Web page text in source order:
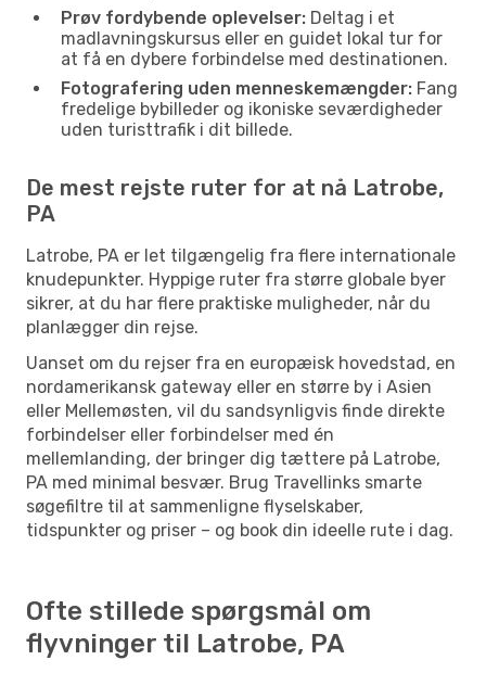
Prøv fordybende oplevelser: Deltag i et
madlavningskursus eller en guidet lokal tur for
at få en dybere forbindelse med destinationen.
Fotografering uden menneskemængder: Fang
fredelige bybilleder og ikoniske seværdigheder
uden turisttrafik i dit billede.
De mest rejste ruter for at nå Latrobe,
PA
Latrobe, PA er let tilgængelig fra flere internationale
knudepunkter. Hyppige ruter fra større globale byer
sikrer, at du har flere praktiske muligheder, når du
planlægger din rejse.
Uanset om du rejser fra en europæisk hovedstad, en
nordamerikansk gateway eller en større by i Asien
eller Mellemøsten, vil du sandsynligvis finde direkte
forbindelser eller forbindelser med én
mellemlanding, der bringer dig tættere på Latrobe,
PA med minimal besvær. Brug Travellinks smarte
søgefiltre til at sammenligne flyselskaber,
tidspunkter og priser – og book din ideelle rute i dag.
Ofte stillede spørgsmål om
flyvninger til Latrobe, PA